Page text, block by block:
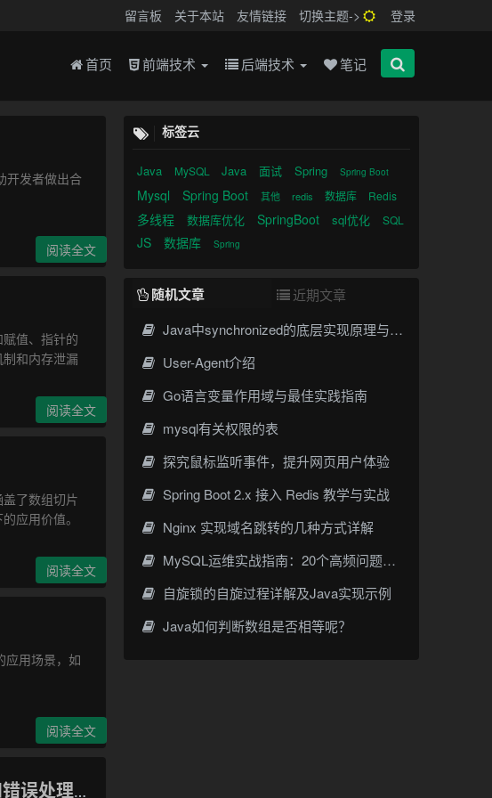
留言板 关于本站 友情链接 切换主题-> 登录
首页 前端技术 后端技术 笔记
开发者做出合
阅读全文
值、指针的
和内存泄漏
阅读全文
了数组切片
应用价值。
阅读全文
应用场景，如
阅读全文
Go 语言函数教程详解 | 包含函数的定义、调用、多返回值、匿名函数、闭包和错误处理等内容
标签云
Java MySQL Java 面试 Spring Spring Boot
Mysql Spring Boot 其他 redis 数据库 Redis
多线程 数据库优化 SpringBoot sql优化 SQL
JS 数据库 Spring
随机文章
近期文章
Java中synchronized的底层实现原理与线程安全
User-Agent介绍
Go语言变量作用域与最佳实践指南
mysql有关权限的表
探究鼠标监听事件，提升网页用户体验
Spring Boot 2.x 接入 Redis 教学与实战
Nginx 实现域名跳转的几种方式详解
MySQL运维实战指南：20个高频问题解决方案与调优技巧
自旋锁的自旋过程详解及Java实现示例
Java如何判断数组是否相等呢？